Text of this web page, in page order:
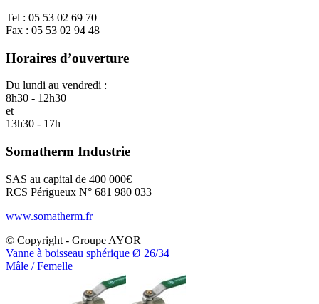
Tel : 05 53 02 69 70
Fax : 05 53 02 94 48
Horaires d’ouverture
Du lundi au vendredi :
8h30 - 12h30
et
13h30 - 17h
Somatherm Industrie
SAS au capital de 400 000€
RCS Périgueux N° 681 980 033
www.somatherm.fr
© Copyright - Groupe AYOR
Vanne à boisseau sphérique Ø 26/34
Mâle / Femelle